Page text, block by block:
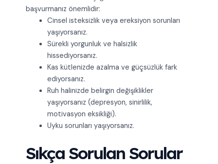
başvurmanız önemlidir:
Cinsel isteksizlik veya ereksiyon sorunları
yaşıyorsanız.
Sürekli yorgunluk ve halsizlik
hissediyorsanız.
Kas kütlenizde azalma ve güçsüzlük fark
ediyorsanız.
Ruh halinizde belirgin değişiklikler
yaşıyorsanız (depresyon, sinirlilik,
motivasyon eksikliği).
Uyku sorunları yaşıyorsanız.
Sıkça Sorulan Sorular